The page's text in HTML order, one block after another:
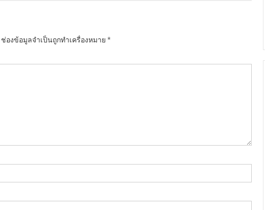
ช่องข้อมูลจำเป็นถูกทำเครื่องหมาย *